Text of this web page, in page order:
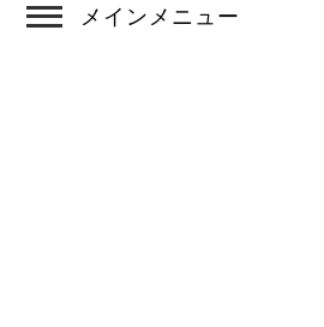
メインメニュー